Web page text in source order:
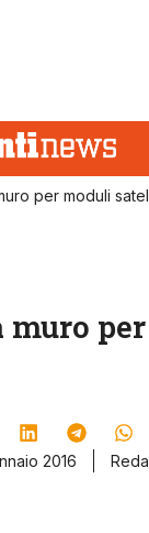
per moduli
muro
2016